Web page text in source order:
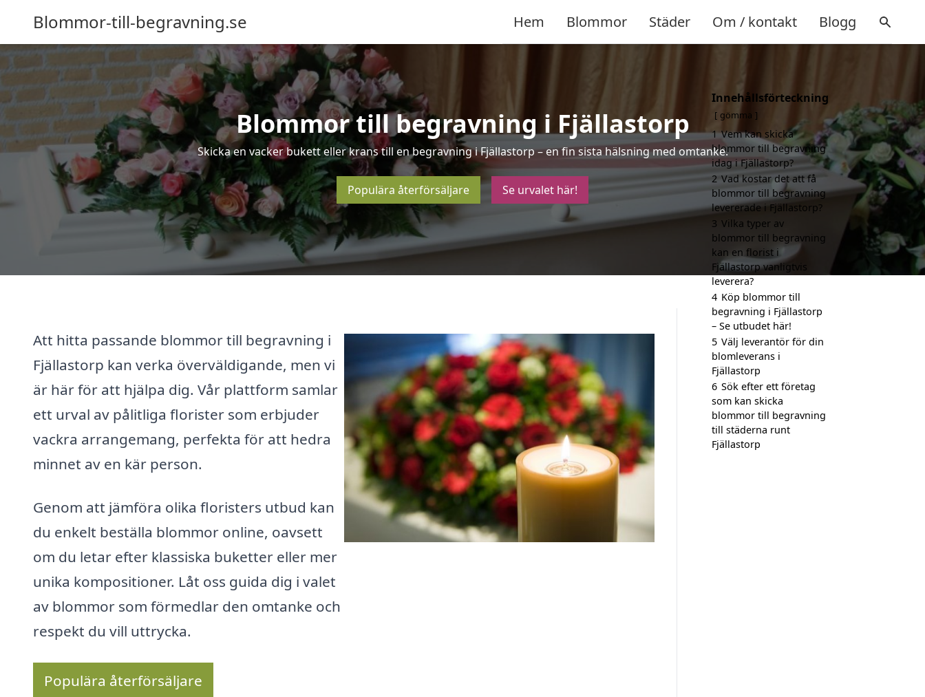
Blommor-till-begravning.se Hem Blommor Städer Om / kontakt Blogg
Blommor till begravning i Fjällastorp
Skicka en vacker bukett eller krans till en begravning i Fjällastorp – en fin sista hälsning med omtanke.
Populära återförsäljare Se urvalet här!
Att hitta passande blommor till begravning i
Fjällastorp kan verka överväldigande, men vi
är här för att hjälpa dig. Vår plattform samlar
ett urval av pålitliga florister som erbjuder
vackra arrangemang, perfekta för att hedra
minnet av en kär person.
Genom att jämföra olika floristers utbud kan
du enkelt beställa blommor online, oavsett
om du letar efter klassiska buketter eller mer
unika kompositioner. Låt oss guida dig i valet
av blommor som förmedlar den omtanke och
respekt du vill uttrycka.
Populära återförsäljare
Innehållsförteckning
gömma
1 Vem kan skicka
blommor till begravning
idag i Fjällastorp?
2 Vad kostar det att få
blommor till begravning
levererade i Fjällastorp?
3 Vilka typer av
blommor till begravning
kan en florist i
Fjällastorp vanligtvis
leverera?
4 Köp blommor till
begravning i Fjällastorp
– Se utbudet här!
5 Välj leverantör för din
blomleverans i
Fjällastorp
6 Sök efter ett företag
som kan skicka
blommor till begravning
till städerna runt
Fjällastorp